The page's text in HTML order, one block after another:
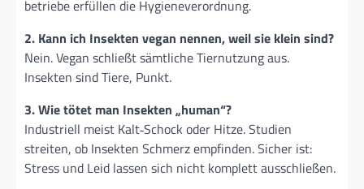
betriebe erfüllen die Hygiene­verordnung.
2. Kann ich Insekten vegan nennen, weil sie klein sind?
Nein. Vegan schließt sämtliche Tier­nutzung aus.
Insekten sind Tiere, Punkt.
3. Wie tötet man Insekten „human“?
Industriell meist Kalt‑Schock oder Hitze. Studien
streiten, ob Insekten Schmerz empfinden. Sicher ist:
Stress und Leid lassen sich nicht komplett ausschließen.